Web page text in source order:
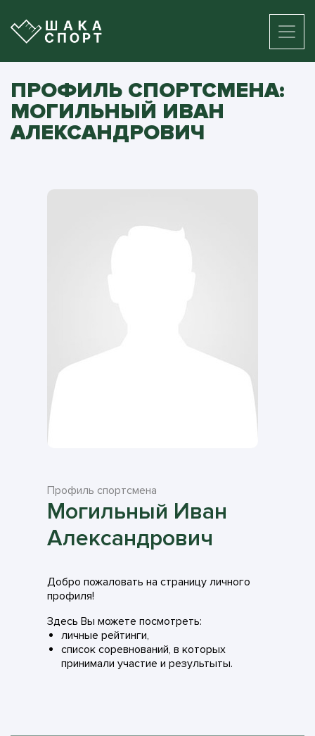
ПРОФИЛЬ СПОРТСМЕНА:
МОГИЛЬНЫЙ ИВАН
АЛЕКСАНДРОВИЧ
Профиль спортсмена
Могильный Иван
Александрович
Добро пожаловать на страницу личного
профиля!
Здесь Вы можете посмотреть:
личные рейтинги,
список соревнований, в которых
принимали участие и результыты.